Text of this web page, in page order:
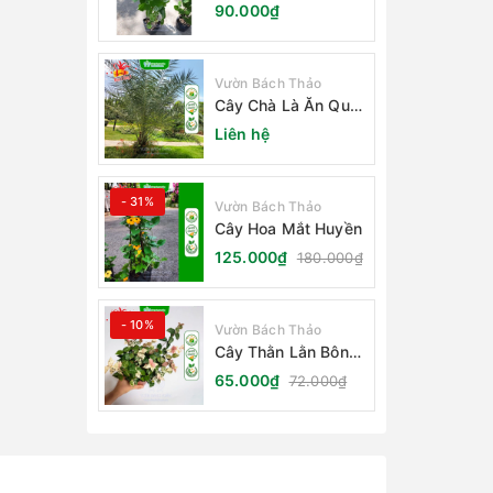
90.000₫
Vườn Bách Thảo
Cây Chà Là Ăn Quả
Barhee Trồng Sân
Vườn
Liên hệ
- 31% Vườn Bách Thảo
Cây Hoa Mắt Huyền
125.000₫ 180.000₫
- 10% Vườn Bách Thảo
Cây Thằn Lằn Bông
(Vảy Ốc Cẩm Thạch)
65.000₫ 72.000₫